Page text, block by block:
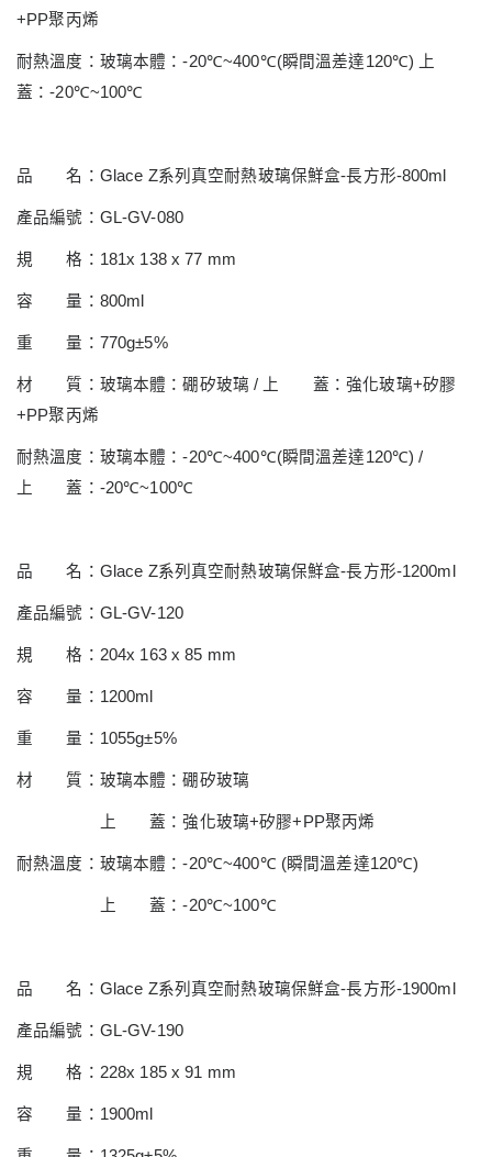
+PP聚丙烯
耐熱溫度：玻璃本體：-20℃~400℃(瞬間溫差達120℃)
上
蓋：-20℃~100℃
品 名： Glace Z系列真空耐熱玻璃保鮮盒-長方形-800ml
產品編號： GL-GV-080
規 格： 181x 138 x 77 mm
容 量： 800ml
重 量： 770g±5%
材 質：玻璃本體：硼矽玻璃 / 上 蓋：強化玻璃+矽膠
+PP聚丙烯
耐熱溫度：玻璃本體：-20℃~400℃(瞬間溫差達120℃) /
上 蓋： -20℃~100℃
品 名： Glace Z系列真空耐熱玻璃保鮮盒-長方形-1200ml
產品編號： GL-GV-120
規 格： 204x 163 x 85 mm
容 量： 1200ml
重 量： 1055g±5%
材 質：玻璃本體：硼矽玻璃
上 蓋：強化玻璃+矽膠+PP聚丙烯
耐熱溫度：玻璃本體：-20℃~400℃ (瞬間溫差達120℃)
上 蓋：-20℃~100℃
品 名： Glace Z系列真空耐熱玻璃保鮮盒-長方形-1900ml
產品編號： GL-GV-190
規 格： 228x 185 x 91 mm
容 量： 1900ml